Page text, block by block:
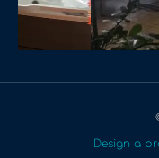
Design a